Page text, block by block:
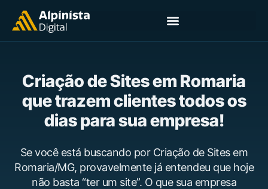
Criação de Sites em Romaria
que trazem clientes todos os
dias para sua empresa!
Se você está buscando por Criação de Sites em
Romaria/MG, provavelmente já entendeu que hoje
não basta “ter um site”. O que sua empresa